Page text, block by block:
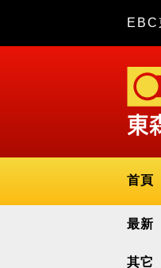
EBC
首頁
最新
其它